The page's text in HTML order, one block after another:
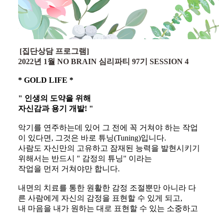
[집단상담 프로그램]
2022년 1월 NO BRAIN 심리파티 97기 SESSION 4
* GOLD LIFE *
" 인생의 도약을 위해
자신감과 용기 개발! "
악기를 연주하는데 있어 그 전에 꼭 거쳐야 하는 작업
이 있다면, 그것은 바로 튜닝(Tuning)입니다.
사람도 자신만의 고유하고 잠재된 능력을 발현시키기
위해서는 반드시 " 감정의 튜닝" 이라는
작업을 먼저 거쳐야만 합니다.
내면의 치료를 통한 원활한 감정 조절뿐만 아니라 다
른 사람에게 자신의 감정을 표현할 수 있게 되고,
내 마음을 내가 원하는 대로 표현할 수 있는 소중하고